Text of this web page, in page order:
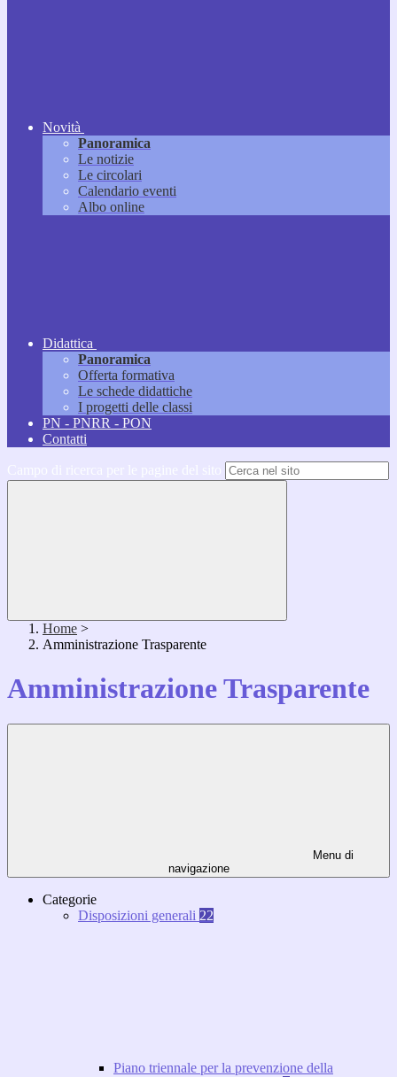
Novità
Panoramica
Le notizie
Le circolari
Calendario eventi
Albo online
Didattica
Panoramica
Offerta formativa
Le schede didattiche
I progetti delle classi
PN - PNRR - PON
Contatti
Home >
Amministrazione Trasparente
Amministrazione Trasparente
Menu di
navigazione
Categorie
Disposizioni generali 22
Piano triennale per la prevenzione della